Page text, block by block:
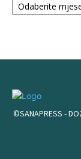
©SANAPRESS -